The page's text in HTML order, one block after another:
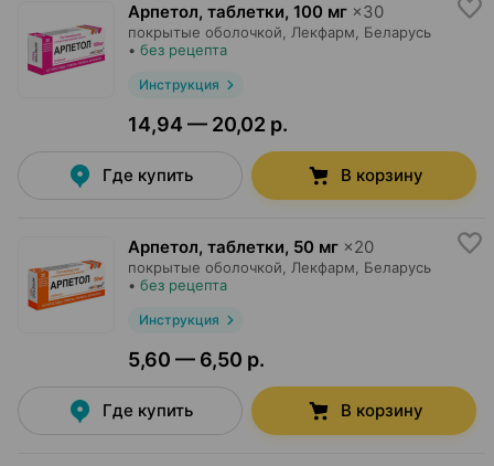
Арпетол, таблетки, 100 мг ×30
покрытые оболочкой, Лекфарм , Беларусь
• без рецепта
Инструкция
14,94 — 20,02 р.
Где купить В корзину
Арпетол, таблетки, 50 мг ×20
покрытые оболочкой, Лекфарм , Беларусь
• без рецепта
Инструкция
5,60 — 6,50 р.
Где купить В корзину